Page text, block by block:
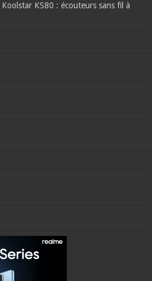
Koolstar KS80 : écouteurs sans fil à